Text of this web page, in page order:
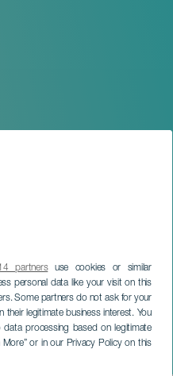
partnersuse cookies or similar
personal data like your visit on this
Some partners do not ask for your
legitimate business interest. You
processing based on legitimate
or in our Privacy Policy on this